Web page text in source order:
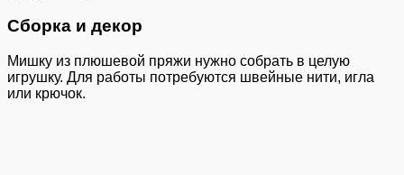
Сборка и декор
Мишку из плюшевой пряжи нужно собрать в целую
игрушку. Для работы потребуются швейные нити, игла
или крючок.